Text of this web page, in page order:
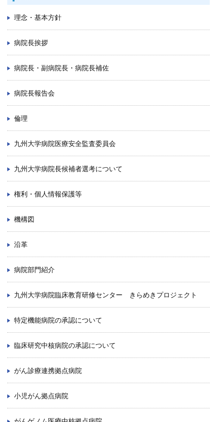
理念・基本方針
病院長挨拶
病院長・副病院長・病院長補佐
病院長報告会
倫理
九州大学病院医療安全監査委員会
九州大学病院長候補者選考について
権利・個人情報保護等
機構図
沿革
病院部門紹介
九州大学病院臨床教育研修センター きらめきプロジェクト
特定機能病院の承認について
臨床研究中核病院の承認について
がん診療連携拠点病院
小児がん拠点病院